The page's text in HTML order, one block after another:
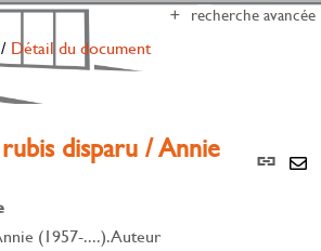
recherche avancée
/ Détail du document
Lien
disparu / Annie
(1957-....). Auteur